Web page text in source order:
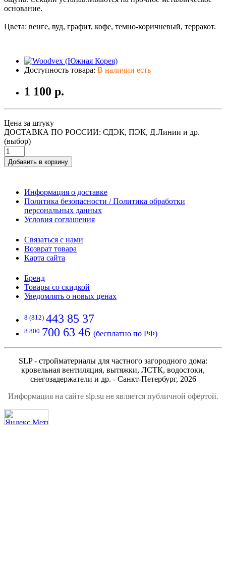
основание.
Цвета: венге, вуд, графит, кофе, темно-коричневый, терракот.
Доступность товара: В наличии есть
1 100 р.
Цена за штуку
ДОСТАВКА ПО РОССИИ: СДЭК, ПЭК, Д.Линии и др.
(выбор)
Добавить в корзину
Информация о доставке
Политика безопасности / Политика обработки
персональных данных
Условия соглашения
Связаться с нами
Возврат товара
Карта сайта
Бренд
Товары со скидкой
Уведомлять о новых ценах
8 (812) 443 85 37
8 800 700 63 46 (бесплатно по РФ)
SLP - стройматериалы для частного загородного дома:
кровельная вентиляция, вытяжки, ЛСТК, водостоки,
снегозадержатели и др. - Санкт-Петербург, 2026
Информация на сайте slp.su не является публичной офертой.